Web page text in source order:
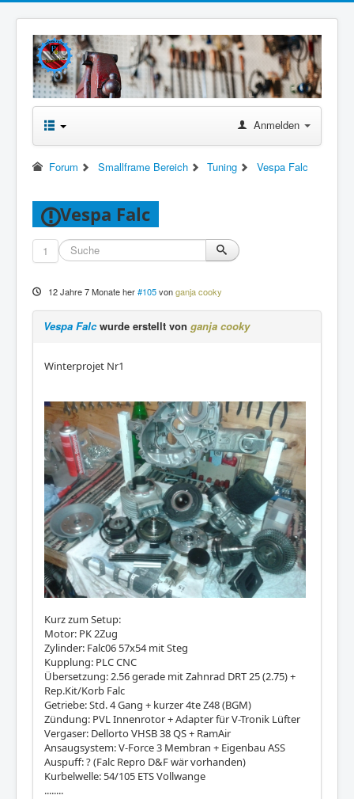
Anmelden
Forum Smallframe Bereich Tuning Vespa Falc
Vespa Falc
1
12 Jahre 7 Monate her #105 vonganja cooky
Vespa Falcwurde erstellt von ganja cooky
Winterprojet Nr1
Kurz zum Setup:
Motor: PK 2Zug
Zylinder: Falc06 57x54 mit Steg
Kupplung: PLC CNC
Übersetzung: 2.56 gerade mit Zahnrad DRT 25 (2.75) +
Rep.Kit/Korb Falc
Getriebe: Std. 4 Gang + kurzer 4te Z48 (BGM)
Zündung: PVL Innenrotor + Adapter für V-Tronik Lüfter
Vergaser: Dellorto VHSB 38 QS + RamAir
Ansaugsystem: V-Force 3 Membran + Eigenbau ASS
Auspuff: ? (Falc Repro D&F wär vorhanden)
Kurbelwelle: 54/105 ETS Vollwange
........